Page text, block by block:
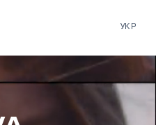
УКР